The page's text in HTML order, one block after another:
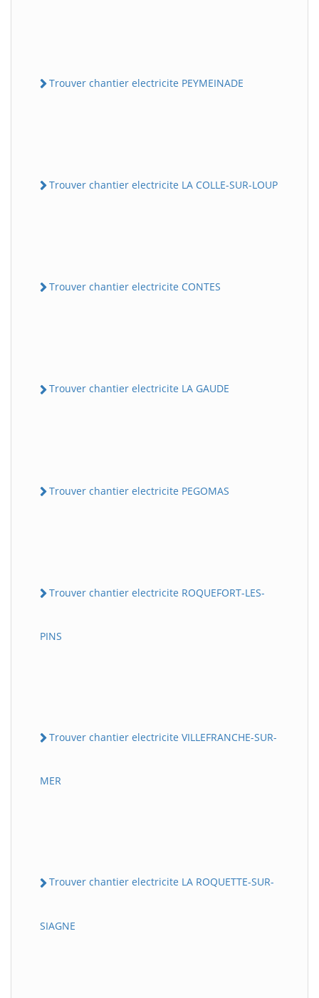
Trouver chantier electricite PEYMEINADE
Trouver chantier electricite LA COLLE-SUR-LOUP
Trouver chantier electricite CONTES
Trouver chantier electricite LA GAUDE
Trouver chantier electricite PEGOMAS
Trouver chantier electricite ROQUEFORT-LES-
PINS
Trouver chantier electricite VILLEFRANCHE-SUR-
MER
Trouver chantier electricite LA ROQUETTE-SUR-
SIAGNE